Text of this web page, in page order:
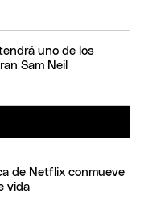
uno de los
Sam Neil
de Netflix conmueve
vida